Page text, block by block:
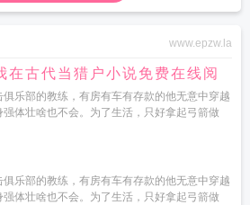
www.epzw.la
在古代当猎户小说免费在线阅
俱乐部的教练，有房有车有存款的他无意中穿越
体壮啥也不会。为了生活，只好拿起弓箭做
俱乐部的教练，有房有车有存款的他无意中穿越
体壮啥也不会。为了生活，只好拿起弓箭做